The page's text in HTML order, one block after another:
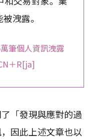
洩露。
筆個人資訊洩露
＋R[ja]
「發現與應對的過
因此上述文章也以